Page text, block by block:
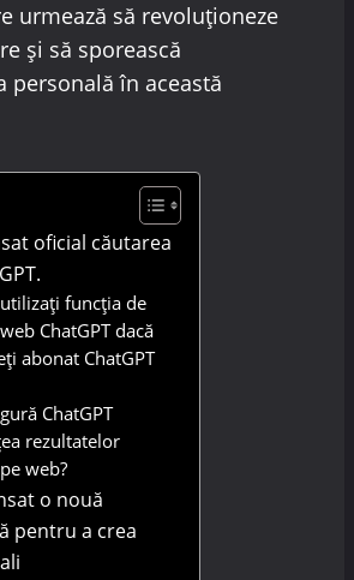
urmează să revoluționeze
și să sporească
personală în această
oficial căutarea
funcția de
ChatGPT dacă
abonat ChatGPT
ChatGPT
rezultatelor
web?
o nouă
pentru a crea